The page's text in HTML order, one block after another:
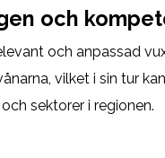
och
och anpassad
vilket i sin tur
sektorer i regionen.